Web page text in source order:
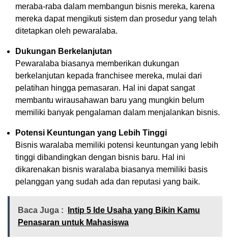
meraba-raba dalam membangun bisnis mereka, karena
mereka dapat mengikuti sistem dan prosedur yang telah
ditetapkan oleh pewaralaba.
Dukungan Berkelanjutan
Pewaralaba biasanya memberikan dukungan
berkelanjutan kepada franchisee mereka, mulai dari
pelatihan hingga pemasaran. Hal ini dapat sangat
membantu wirausahawan baru yang mungkin belum
memiliki banyak pengalaman dalam menjalankan bisnis.
Potensi Keuntungan yang Lebih Tinggi
Bisnis waralaba memiliki potensi keuntungan yang lebih
tinggi dibandingkan dengan bisnis baru. Hal ini
dikarenakan bisnis waralaba biasanya memiliki basis
pelanggan yang sudah ada dan reputasi yang baik.
Baca Juga :
Intip 5 Ide Usaha yang Bikin Kamu
Penasaran untuk Mahasiswa